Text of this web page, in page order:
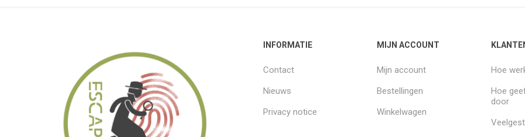
INFORMATIE
Contact
Nieuws
Privacy notice
MIJN ACCOUNT
Mijn account
Bestellingen
Winkelwagen
Hoe
Hoe
door